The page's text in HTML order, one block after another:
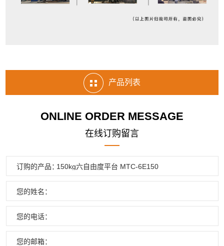
产品列表
ONLINE ORDER MESSAGE
在线订购留言
订购的产品：
您的姓名：
您的电话：
您的邮箱：